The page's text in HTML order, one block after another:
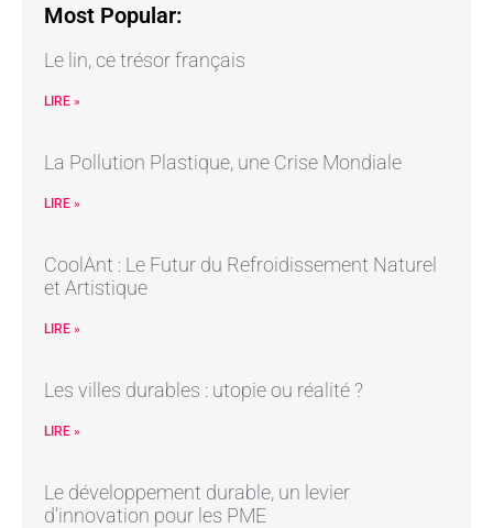
Most Popular:
Le lin, ce trésor français
LIRE »
La Pollution Plastique, une Crise Mondiale
LIRE »
CoolAnt : Le Futur du Refroidissement Naturel
et Artistique
LIRE »
Les villes durables : utopie ou réalité ?
LIRE »
Le développement durable, un levier
d’innovation pour les PME